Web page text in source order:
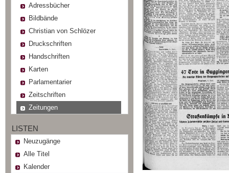
Adressbücher
Bildbände
Christian von Schlözer
Druckschriften
Handschriften
Karten
Parlamentarier
Zeitschriften
Zeitungen
LISTEN
Neuzugänge
Alle Titel
Kalender